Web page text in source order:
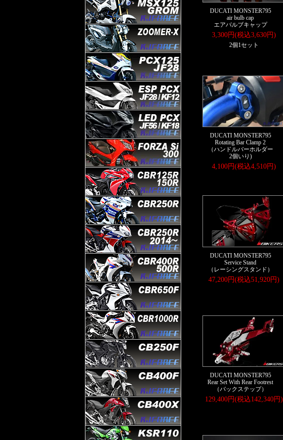
DUCATI MONSTER795
air bulb cap
エアバルブキャップ
3,300円(税込3,630円)
2個1セット
DUCATI MONSTER795
Rotating Bar Clamp 2
（ハンドルバーホルダー
2個いり)
4,100円(税込4,510円)
DUCATI MONSTER795
Service Stand
（レーシングスタンド）
47,200円(税込51,920円)
DUCATI MONSTER795
Rear Set With Rear Footrest
（バックステップ）
129,400円(税込142,340円)